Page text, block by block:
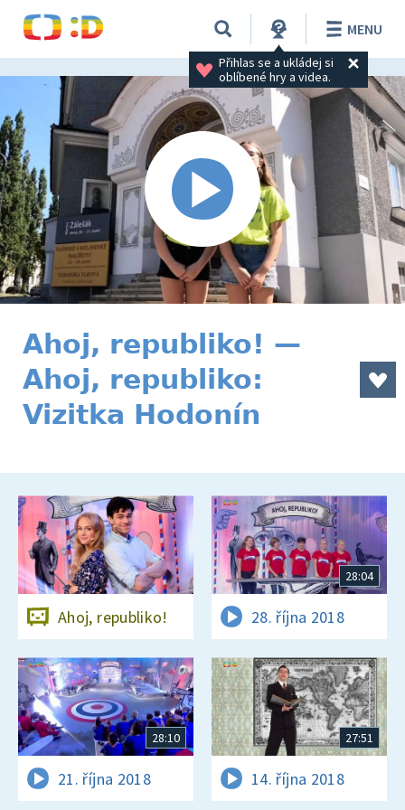
Přihlas se a ukládej si
oblíbené hry a videa.
MENU
Ahoj, republiko! —
Ahoj, republiko:
Vizitka Hodonín
Ahoj, republiko!
28:04
28. října 2018
28:10
21. října 2018
27:51
14. října 2018